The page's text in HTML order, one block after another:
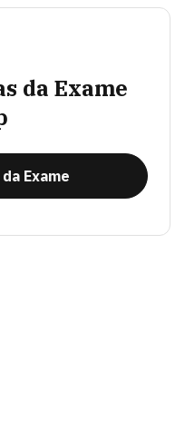
da Exame
Exame